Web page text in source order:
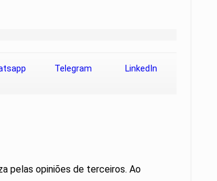
Telegram LinkedIn
pelas opiniões de terceiros. Ao